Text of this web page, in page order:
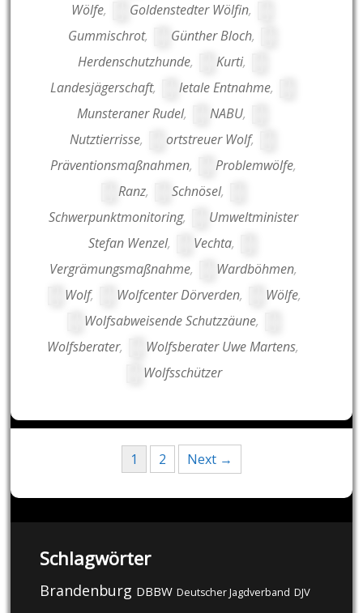
Wölfe, Goldenstedter Wölfin,
Gummischrot, Günther Bloch,
Herdenschutzhunde, Kurti,
Landesjägerschaft, letale Entnahme,
Munsteraner Rudel, NABU,
Nutztierrisse, ortstreuer Wolf,
Präventionsmaßnahmen, Problemwölfe,
Ranz, Schnösel,
Schwerpunktmonitoring,
Umweltminister
Stefan Wenzel, Vechta,
Vergrämungsmaßnahme, Wardböhmen,
Wolf, Wolfcenter Dörverden, Wölfe,
Wolfsabweisende Schutzzäune,
Wolfsberater, Wolfsberater Uwe Martens,
Wolfsschützer
navigation
1 2 Next →
Schlagwörter
Brandenburg DBBW Deutscher Jagdverband DJV